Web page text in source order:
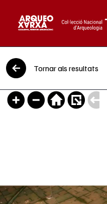
Vés al contingut
Tornar als resultats